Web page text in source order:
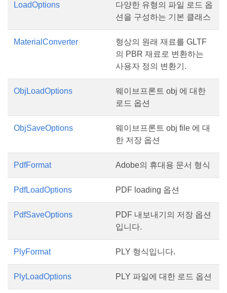
LoadOptions
다양한 유형의 파일 로드 옵
션을 구성하는 기본 클래스
MaterialConverter
형상의 원래 재료를 GLTF
의 PBR 재료로 변환하는
사용자 정의 변환기.
ObjLoadOptions
웨이브프론트 obj 에 대한
로드 옵션
ObjSaveOptions
웨이브프론트 obj file 에 대
한 저장 옵션
PdfFormat Adobe의 휴대용 문서 형식
PdfLoadOptions PDF loading 옵션
PdfSaveOptions
PDF 내보내기의 저장 옵션
입니다.
PlyFormat PLY 형식입니다.
PlyLoadOptions PLY 파일에 대한 로드 옵션